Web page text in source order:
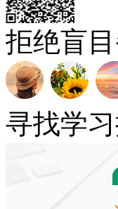
拒绝盲
寻找学